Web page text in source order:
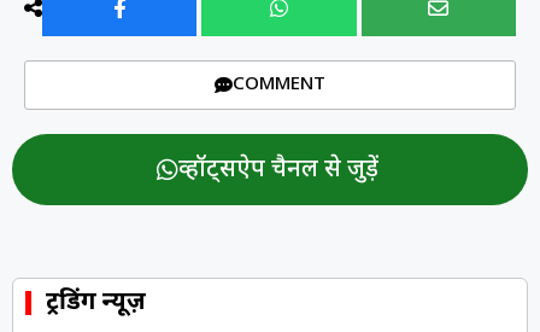
COMMENT
व्हॉट्सऐप चैनल से जुड़ें
ट्रेंडिंग न्यूज़